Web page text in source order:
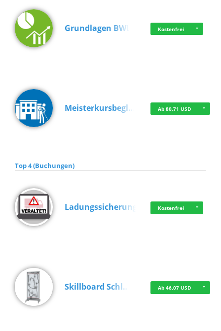
Grundlagen BWL Kostenfrei
Meisterkursbegl… Ab 80,71 USD
Top 4 (Buchungen)
Ladungssicherung Kostenfrei
Skillboard Schl… Ab 46,07 USD